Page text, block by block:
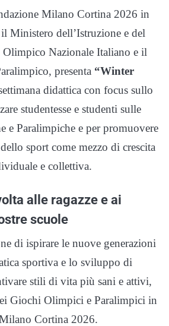
Milano Cortina 2026 in
Ministero dell’Istruzione e del
Nazionale Italiano e il
presenta “Winter
didattica con focus sullo
studentesse e studenti sulle
e Paralimpiche e per promuovere
sport come mezzo di crescita
e collettiva.
alle ragazze e ai
scuole
di ispirare le nuove generazioni
sportiva e lo sviluppo di
stili di vita più sani e attivi,
Giochi Olimpici e Paralimpici in
Cortina 2026.